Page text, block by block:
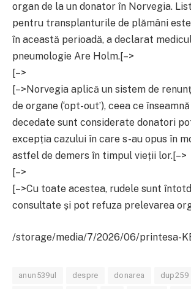
organ de la un donator în Norvegia.
pentru transplanturile de plămâni
în această perioadă, a declarat
pneumologie Are Holm.[–>
[–>
[–>Norvegia aplică un sistem de
de organe (‘opt-out’), ceea ce
decedate sunt considerate donatori
excepția cazului în care s-au opus în
astfel de demers în timpul vieții lor.[–>
[–>
[–>Cu toate acestea, rudele sunt
consultate și pot refuza prelevarea
/storage/media/7/2026/06/printesa-
anun539ul despre donarea dup259